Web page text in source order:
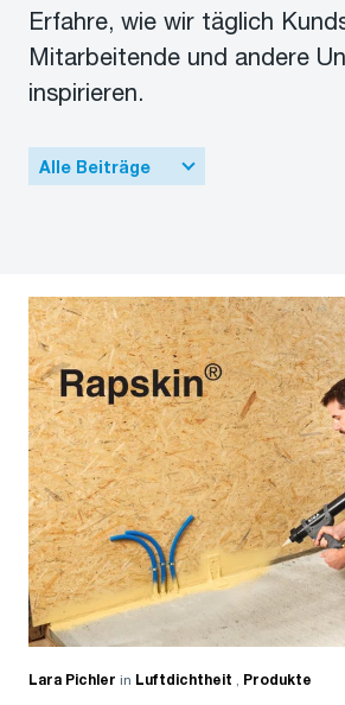
zum Webshop
Erfahre, wie wir täglich
Mitarbeitende und andere
inspirieren.
Alle Beiträge
Lara Pichler in Luftdichtheit , Produkte